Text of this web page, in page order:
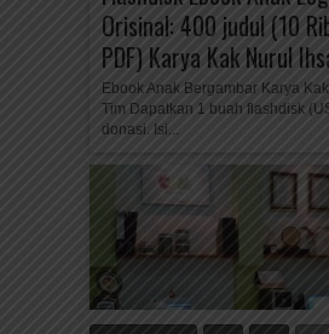
Orisinal: 400 judul (10
PDF) Karya Kak Nurul
Ebook Anak Bergambar Karya
Tim Dapatkan 1 buah flashdisk
donasi. Isi...